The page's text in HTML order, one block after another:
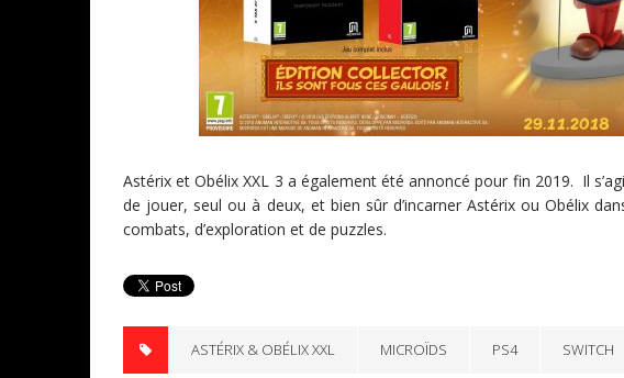
Astérix et Obélix XXL 3 a également été annoncé pour fin 2019. Il
de jouer, seul ou à deux, et bien sûr d’incarner Astérix ou Obélix
combats, d’exploration et de puzzles.
ASTÉRIX & OBÉLIX XXL MICROÏDS PS4 SWITCH